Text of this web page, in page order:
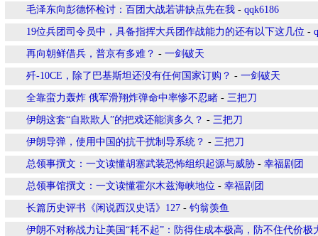
毛泽东向彭德怀检讨：百团大战若讲缺点先在我 - qqk6186
19位兵团司令员中，具备指挥大兵团作战能力的还有以下这几位 -
再向朝鲜借兵，普京有多难？ - 一剑破天
歼-10CE，除了巴基斯坦还没有任何国家订购？ - 一剑破天
全靠蛮力轰炸 俄军滑翔炸弹命中率惨不忍睹 - 三把刀
伊朗这套“自欺欺人”的把戏还能演多久？ - 三把刀
伊朗导弹，使用中国的抗干扰制导系统？ - 三把刀
总领事撰文：一文读懂胡塞武装恐怖组织起源与威胁 - 幸福剧团
总领事馆撰文：一文读懂霍尔木兹海峡地位 - 幸福剧团
长篇历史评书《闲说西汉史话》127 - 钓翁羡鱼
伊朗不对称战力让美国“耗不起”：防得住成本极高，防不住代价极